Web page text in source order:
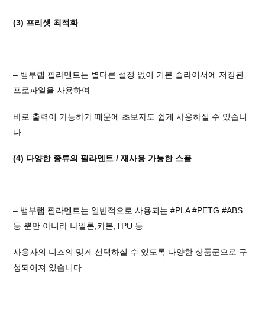
(3) 프리셋 최적화
– 뱀부랩 필라멘트는 별다른 설정 없이 기본 슬라이서에 저장된
프로파일을 사용하여
바로 출력이 가능하기 때문에 초보자도 쉽게 사용하실 수 있습니
다.
(4) 다양한 종류의 필라멘트 / 재사용 가능한 스풀
– 뱀부랩 필라멘트는 일반적으로 사용되는#PLA #PETG #ABS
등 뿐만 아니라 나일론,카본,TPU 등
사용자의 니즈의 맞게 선택하실 수 있도록 다양한 상품군으로 구
성되어져 있습니다.